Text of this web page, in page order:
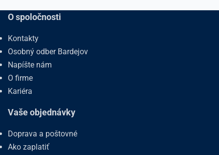
O spoločnosti
Kontakty
Osobný odber Bardejov
Napíšte nám
O firme
Kariéra
Vaše objednávky
Doprava a poštovné
Ako zaplatiť